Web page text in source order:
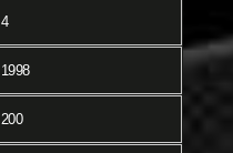
4
1998
200